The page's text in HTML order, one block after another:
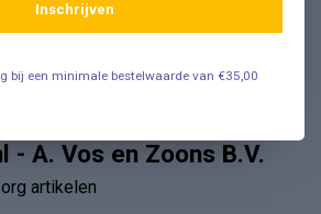
Vragen
- A. Vos en Zoons B.V.
artikelen
Inschrijven
bij een minimale bestelwaarde van €35,00